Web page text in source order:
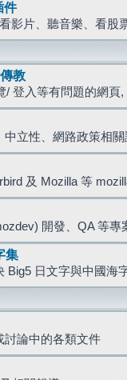
件
影片、聽音樂、看股
教
/ 登入等有問題的網
立性、網路政策相關
及 Mozilla 等
開發、QA 等專
集
Big5 日文字與中國海
討論中的各類文件